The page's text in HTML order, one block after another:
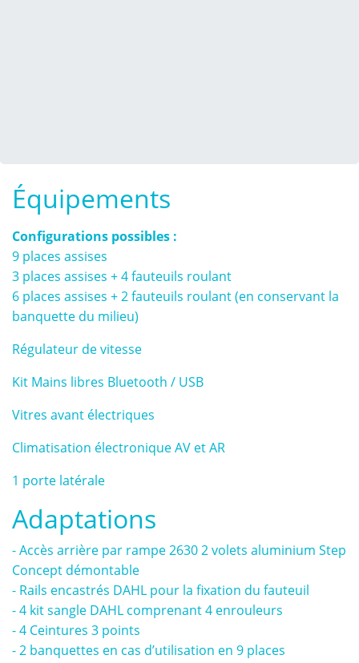
Équipements
Configurations possibles :
9 places assises
3 places assises + 4 fauteuils roulant
6 places assises + 2 fauteuils roulant (en conservant la
banquette du milieu)
Régulateur de vitesse
Kit Mains libres Bluetooth / USB
Vitres avant électriques
Climatisation électronique AV et AR
1 porte latérale
Adaptations
- Accès arrière par rampe 2630 2 volets aluminium Step
Concept démontable
- Rails encastrés DAHL pour la fixation du fauteuil
- 4 kit sangle DAHL comprenant 4 enrouleurs
- 4 Ceintures 3 points
- 2 banquettes en cas d’utilisation en 9 places